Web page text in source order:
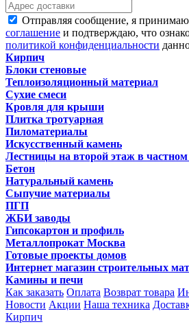
Отправляя сообщение, я принимаю
соглашение и подтверждаю, что
политикой конфиденциальности
Кирпич
Блоки стеновые
Теплоизоляционный материал
Сухие смеси
Кровля для крыши
Плитка тротуарная
Пиломатериалы
Искусственный камень
Лестницы на второй этаж в
Бетон
Натуральный камень
Сыпучие материалы
ПГП
ЖБИ заводы
Гипсокартон и профиль
Металлопрокат Москва
Готовые проекты домов
Интернет магазин строительных
Камины и печи
Как заказать Оплата Возврат товара
Новости Акции Наша техника
Кирпич